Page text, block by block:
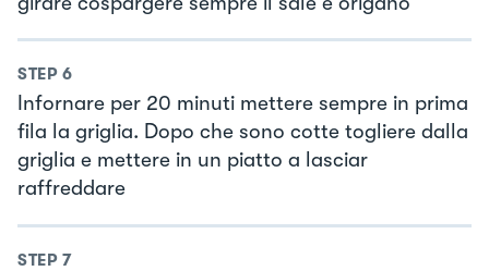
STEP 6
Infornare per 20 minuti mettere sempre in prima
fila la griglia. Dopo che sono cotte togliere dalla
griglia e mettere in un piatto a lasciar
raffreddare
STEP 7